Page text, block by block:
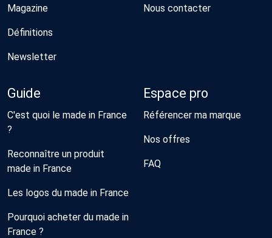
Magazine
Définitions
Newsletter
Nous contacter
Guide
C'est quoi le made in France
?
Reconnaître un produit
made in France
Les logos du made in France
Pourquoi acheter du made in
France ?
Espace pro
Référencer ma marque
Nos offres
FAQ